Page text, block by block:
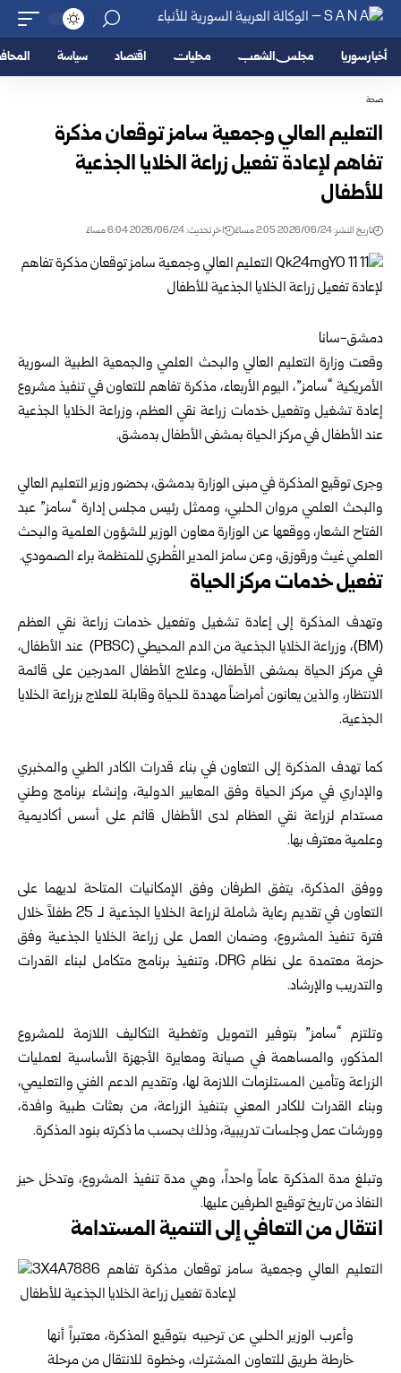
أخبار سوريا مجلس الشعب محليات اقتصاد سياسة
صحة
التعليم العالي وجمعية سامز توقعان مذكرة
تفاهم لإعادة ‏تفعيل زراعة الخلايا الجذعية
للأطفال ‏
تاريخ النشر: 2026/06/24 2:05 مساءً اخر تحديث: 2026/06/24 6:04 مساءً
دمشق-سانا‏
وقعت وزارة التعليم العالي والبحث العلميوالجمعية ‏الطبية السورية
الأمريكية “سامز”، اليوم الأربعاء، مذكرة ‏تفاهم للتعاون في تنفيذ مشروع
إعادة تشغيل وتفعيل ‏خدمات زراعة نقي العظم، وزراعة الخلايا الجذعية
عند ‏الأطفال في مركز الحياة بمشفى الأطفال بدمشق‎.‎
وجرى توقيع المذكرة في مبنى الوزارة بدمشق، بحضور ‏وزير التعليم العالي
والبحث العلمي مروان الحلبي، وممثل ‏رئيس مجلس إدارة “سامز” عبد
الفتاح الشعار، ووقعها ‏عن الوزارة معاون الوزير للشؤون العلمية والبحث
‏العلمي غيث ورقوزق، وعن سامز المدير القُطري ‏للمنظمة براء الصمودي‎.
تفعيل خدمات مركز الحياة
وتهدف المذكرة إلى إعادة تشغيل وتفعيل خدمات زراعة ‏نقي العظم
(BM)‎، وزراعة الخلايا الجذعية من الدم ‏المحيطي‎ (PBSC) ‎ عند الأطفال،
في مركز الحياة بمشفى ‏الأطفال، وعلاج الأطفال المدرجين على قائمة
الانتظار، ‏والذين يعانون أمراضاً مهددة للحياة وقابلة للعلاج ‏بزراعة الخلايا
الجذعية‎.‎
كما تهدف المذكرة إلى التعاون في بناء قدرات الكادر ‏الطبي والمخبري
والإداري في مركز الحياة وفق ‏المعايير الدولية، وإنشاء برنامج وطني
مستدام لزراعة ‏نقي العظام لدى الأطفال قائم على أسس أكاديمية
وعلمية ‏معترف بها‎.‎
ووفق المذكرة، يتفق الطرفان وفق الإمكانيات المتاحة ‏لديهما على
التعاون في تقديم رعاية شاملة لزراعة ‏الخلايا الجذعية لـ 25 طفلاً خلال
فترة تنفيذ المشروع، ‏وضمان العمل على زراعة الخلايا الجذعية وفق
حزمة ‏معتمدة على نظام ‎DRG، وتنفيذ برنامج متكامل لبناء ‏القدرات
والتدريب والإرشاد‎.‎
وتلتزم “سامز” بتوفير التمويل وتغطية التكاليف اللازمة ‏للمشروع
المذكور، والمساهمة في صيانة ومعايرة ‏الأجهزة الأساسية لعمليات
الزراعة وتأمين المستلزمات ‏اللازمة لها، وتقديم الدعم الفني والتعليمي،
وبناء القدرات ‏للكادر المعني بتنفيذ الزراعة، من بعثات طبية وافدة،
‏وورشات عمل وجلسات تدريبية، وذلك بحسب ما ذكرته ‏بنود المذكرة‎.‎
وتبلغ مدة المذكرة عاماً واحداً، وهي مدة تنفيذ المشروع، ‏وتدخل حيز
النفاذ من تاريخ توقيع الطرفين عليها‎.‎
انتقال من التعافي إلى التنمية المستدامة
وأعرب الوزير الحلبي عن ترحيبه بتوقيع المذكرة، ‏معتبراً أنها
خارطة طريق للتعاون المشترك، وخطوة ‏للانتقال من مرحلة